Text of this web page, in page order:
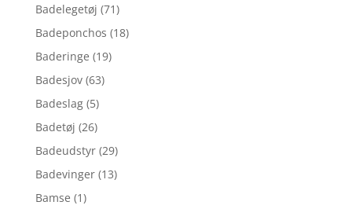
Badelegetøj (71)
Badeponchos (18)
Baderinge (19)
Badesjov (63)
Badeslag (5)
Badetøj (26)
Badeudstyr (29)
Badevinger (13)
Bamse (1)